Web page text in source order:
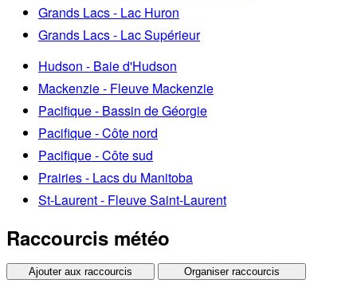
Grands Lacs - Lac Huron
Grands Lacs - Lac Supérieur
Hudson - Baie d'Hudson
Mackenzie - Fleuve Mackenzie
Pacifique - Bassin de Géorgie
Pacifique - Côte nord
Pacifique - Côte sud
Prairies - Lacs du Manitoba
St-Laurent - Fleuve Saint-Laurent
Raccourcis météo
Ajouter aux raccourcis Organiser raccourcis